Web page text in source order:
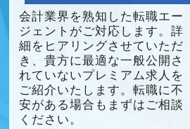
会計業界を熟知した転職エー
ジェントがご対応します。詳
細をヒアリングさせていただ
き、貴方に最適な一般公開さ
れていないプレミアム求人を
ご紹介いたします。転職に不
安がある場合もまずはご相談
ください。